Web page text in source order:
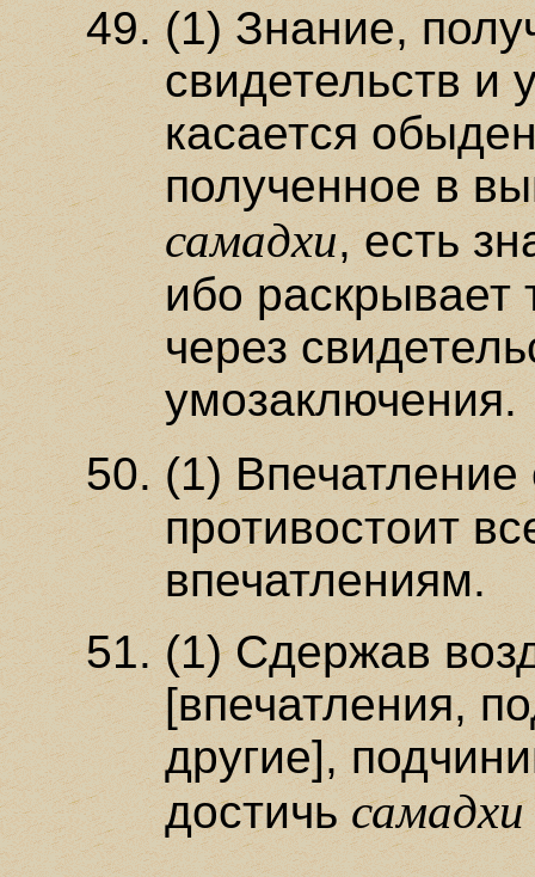
(1) Знание,
свидетельств и
касается
полученное в
самадхи, есть
ибо раскрывает
через
умозаключения.
(1) Впечатление
противостоит
впечатлениям.
(1) Сдержав
[впечатления,
другие],
достичь самадхи